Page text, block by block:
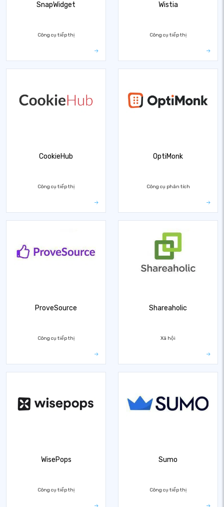
SnapWidget
Công cụ tiếp thị
Wistia
Công cụ tiếp thị
CookieHub
Công cụ tiếp thị
OptiMonk
Công cụ phân tích
ProveSource
Công cụ tiếp thị
Shareaholic
Xã hội
WisePops
Công cụ tiếp thị
Sumo
Công cụ tiếp thị